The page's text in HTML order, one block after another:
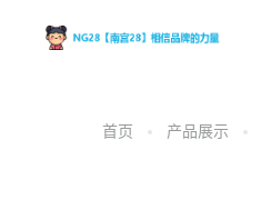
首页 产品展示